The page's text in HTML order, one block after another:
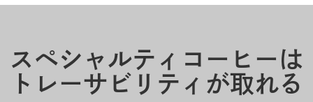
スペシャルティコーヒーは
トレーサビリティが取れる